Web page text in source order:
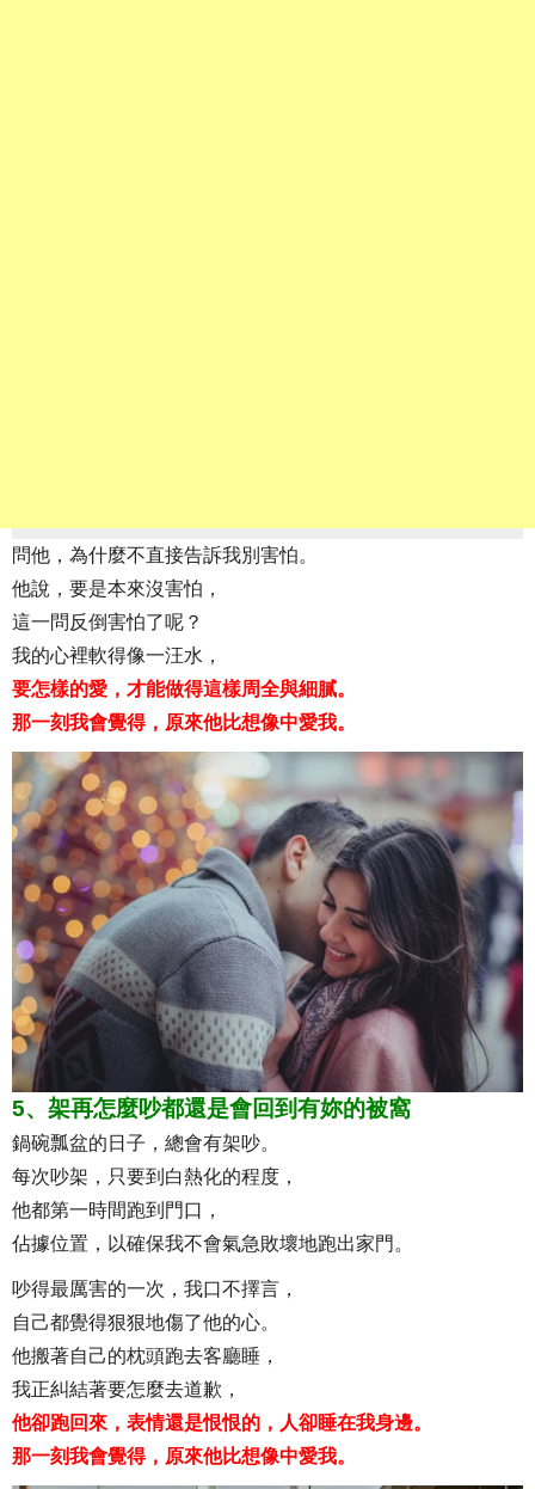
問他，為什麼不直接告訴我別害怕。
他說，要是本來沒害怕，
這一問反倒害怕了呢？
我的心裡軟得像一汪水，
要怎樣的愛，才能做得這樣周全與細膩。
那一刻我會覺得，原來他比想像中愛我。
5、架再怎麼吵都還是會回到有妳的被窩
鍋碗瓢盆的日子，總會有架吵。
每次吵架，只要到白熱化的程度，
他都第一時間跑到門口，
佔據位置，以確保我不會氣急敗壞地跑出家門。
吵得最厲害的一次，我口不擇言，
自己都覺得狠狠地傷了他的心。
他搬著自己的枕頭跑去客廳睡，
我正糾結著要怎麼去道歉，
他卻跑回來，表情還是恨恨的，人卻睡在我身邊。
那一刻我會覺得，原來他比想像中愛我。